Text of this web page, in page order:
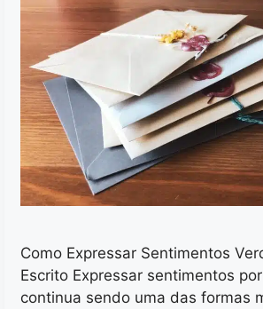
Como Expressar Sentimentos
Escrito Expressar sentimentos
continua sendo uma das formas